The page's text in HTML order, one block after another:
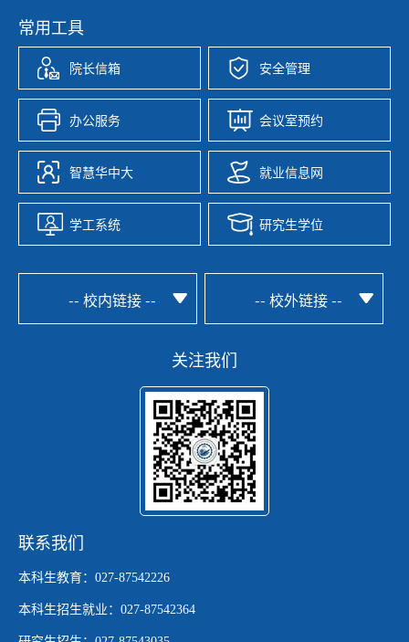
常用工具
院长信箱 安全管理
办公服务 会议室预约
智慧华中大 就业信息网
学工系统 研究生学位
-- 校内链接 -- -- 校外链接 --
关注我们
联系我们
本科生教育：027-87542226
本科生招生就业：027-87542364